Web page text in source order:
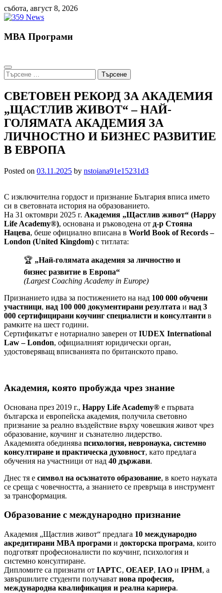
Skip
to
събота, август 8, 2026
МВА Програми
Търсене
за:
СВЕТОВЕН РЕКОРД ЗА АКАДЕМИЯ
„ЩАСТЛИВ ЖИВОТ“ – НАЙ-
ГОЛЯМАТА АКАДЕМИЯ ЗА
ЛИЧНОСТНО И БИЗНЕС РАЗВИТИЕ
В ЕВРОПА
Posted on 03.11.2025 by nstoiana91e15231d3
С изключителна гордост и признание България вписа името
си в световната история на образованието.
На 31 октомври 2025 г. Академия „Щастлив живот“ (Happy
Life Academy®), основана и ръководена от д-р Стояна
Нацева, беше официално вписана в World Book of Records –
London (United Kingdom) с титлата:
🏆 „Най-голямата академия за личностно и
бизнес развитие в Европа“
(Largest Coaching Academy in Europe)
Признанието идва за постижението на над 100 000 обучени
участници, над 100 000 документирани резултата и над 3
000 сертифицирани коучинг специалисти и консултанти в
рамките на шест години.
Сертификатът е нотариално заверен от IUDEX International
Law – London, официалният юридически орган,
удостоверяващ вписванията по британското право.
Академия, която пробужда чрез знание
Основана през 2019 г., Happy Life Academy® е първата
българска и европейска академия, получила световно
признание за реално въздействие върху човешкия живот чрез
образование, коучинг и съзнателно лидерство.
Академията обединява психология, невронаука, системно
консултиране и практическа духовност, като предлага
обучения на участници от над 40 държави.
Днес тя е символ на осъзнатото образование, в което науката
се среща с човечността, а знанието се превръща в инструмент
за трансформация.
Образование с международно признание
Академия „Щастлив живот“ предлага 10 международно
акредитирани MBA програми и докторска програма, които
подготвят професионалисти по коучинг, психология и
системно консултиране.
Дипломите са признати от IAPTC, OEAEP, IAO и IPHM, а
завършилите студенти получават нова професия,
международна квалификация и реална кариера.